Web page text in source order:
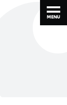
MENU